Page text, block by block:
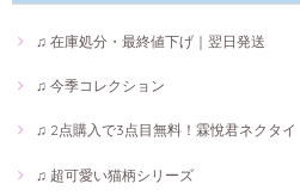
♫ 在庫処分・最終値下げ｜翌日発送
♫ 今季コレクション
♫ 2点購入で3点目無料！霖悅君ネクタイ
♫ 超可愛い猫柄シリーズ